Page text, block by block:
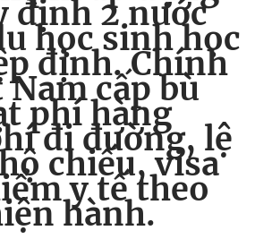
định 2 nước
học sinh học
định. Chính
cấp bù
phí hàng
đi đường, lệ
chiếu, visa
y tế theo
hành.